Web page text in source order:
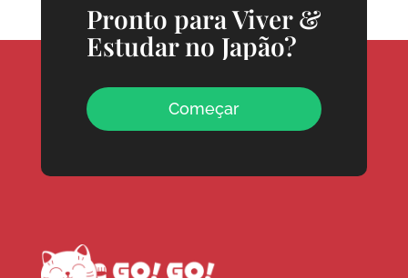
Pronto para Viver &
Estudar no Japão?
Começar